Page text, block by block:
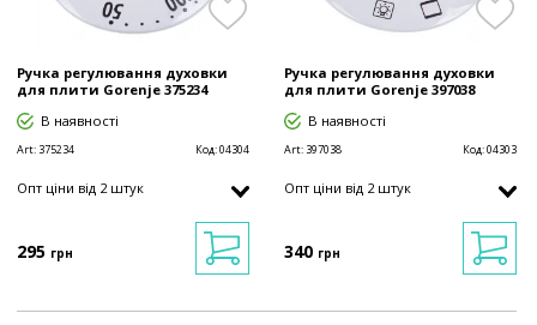
Ручка регулювання духовки
для плити Gorenje 375234
В наявності
Art: 375234 Код:04304
Опт ціни від 2 штук
295 грн
Ручка регулювання духовки
для плити Gorenje 397038
В наявності
Art: 397038 Код:04303
Опт ціни від 2 штук
340 грн